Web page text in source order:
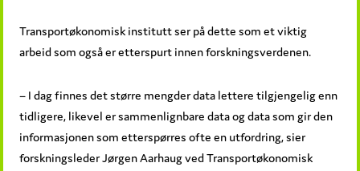
Transportøkonomisk institutt ser på dette som et viktig
arbeid som også er etterspurt innen forskningsverdenen.
– I dag finnes det større mengder data lettere tilgjengelig enn
tidligere, likevel er sammenlignbare data og data som gir den
informasjonen som etterspørres ofte en utfordring, sier
forskningsleder Jørgen Aarhaug ved Transportøkonomisk